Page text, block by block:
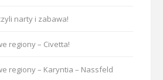
narty i zabawa!
regiony – Civetta!
regiony – Karyntia – Nassfeld